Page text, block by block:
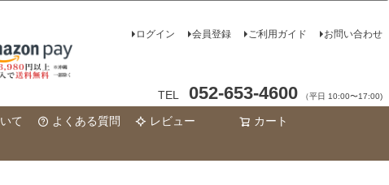
ログイン 会員登録 ご利用ガイド お問い合わせ
TEL 052-653-4600 （平日 10:00〜17:00)
て よくある質問 レビュー カート